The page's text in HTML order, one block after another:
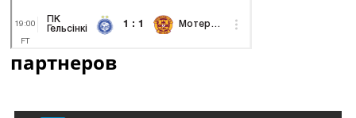
партнеров